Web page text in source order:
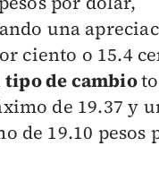
una
ciento o 15.4
tipo de cambio
de 19.37 y
de 19.10 pesos